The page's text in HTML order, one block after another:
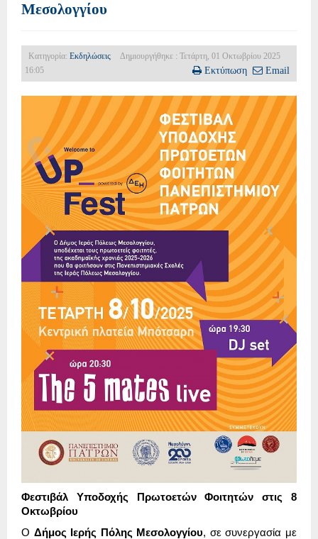
Μεσολογγίου
Κατηγορία: Εκδηλώσεις
Δημιουργήθηκε : Τετάρτη, 01 Οκτωβρίου 2025
16:05
Εκτύπωση Email
Φεστιβάλ Υποδοχής Πρωτοετών Φοιτητών στις 8
Οκτωβρίου
Ο Δήμος Ιερής Πόλης Μεσολογγίου, σε συνεργασία με